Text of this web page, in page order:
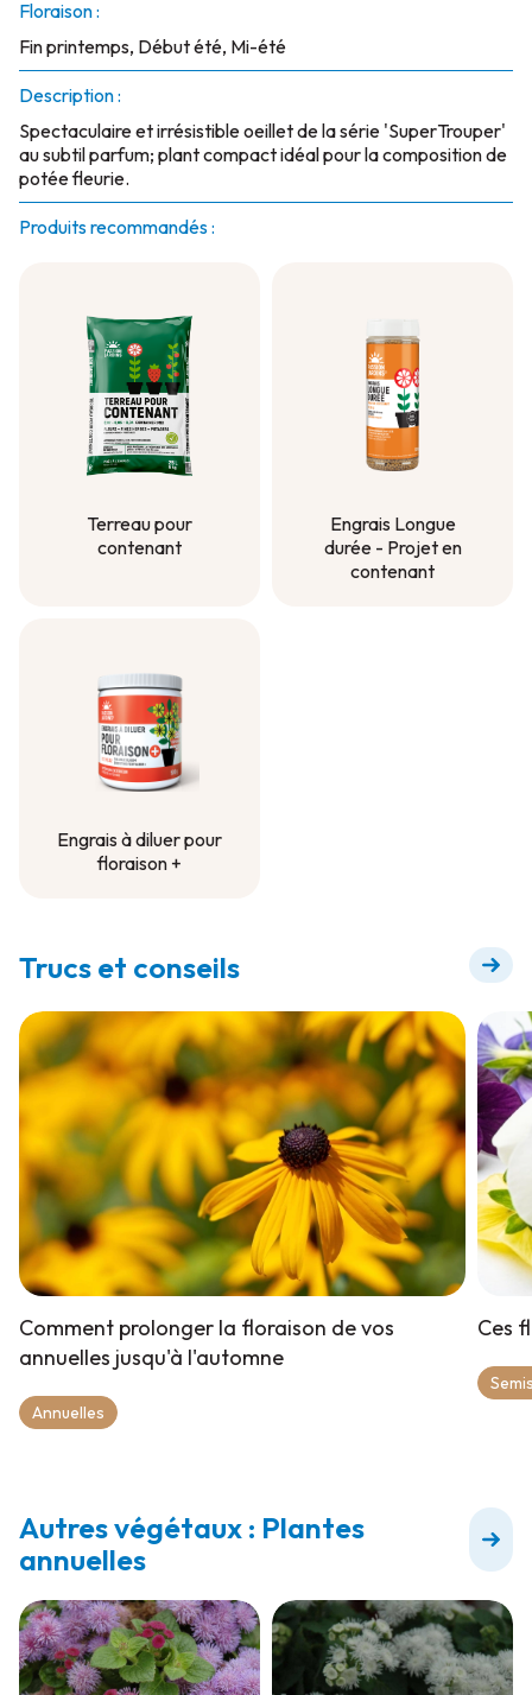
Floraison :
Fin printemps, Début été, Mi-été
Description :
Spectaculaire et irrésistible oeillet de la série 'SuperTrouper'
au subtil parfum; plant compact idéal pour la composition de
potée fleurie.
Produits recommandés :
Terreau pour
contenant
Engrais Longue
durée - Projet en
contenant
Engrais à diluer pour
floraison +
Trucs et conseils
Comment prolonger la floraison de vos
annuelles jusqu'à l'automne
Annuelles
Ces
Autres végétaux : Plantes
annuelles